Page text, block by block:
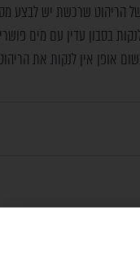
הריהוט שרכשת יש לבצע
בסבון עדין עם מים
אופן אין לנקות את